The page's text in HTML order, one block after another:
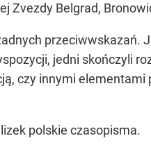
Zvezdy Belgrad,
przeciwwskazań.
jedni skończyli
czy innymi
polskie czasopisma.